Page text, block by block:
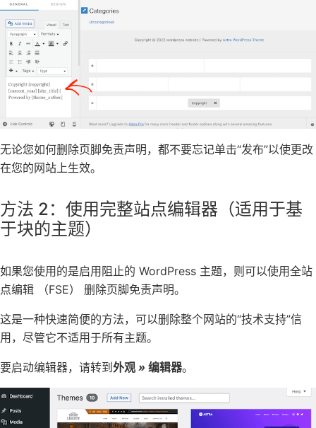
无论您如何删除页脚免责声明，都不要忘记单击“发布”以使更改
在您的网站上生效。
方法 2：使用完整站点编辑器（适用于基
于块的主题）
如果您使用的是启用阻止的 WordPress 主题，则可以使用全站
点编辑 （FSE） 删除页脚免责声明。
这是一种快速简便的方法，可以删除整个网站的“技术支持”信
用，尽管它不适用于所有主题。
要启动编辑器，请转到 外观 » 编辑器。